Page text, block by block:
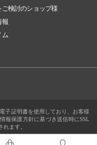
ご検討のショップ様
報
ム
子証明書を使用しており、お客様
報保護方針に基づき送信時にSSL
れます。